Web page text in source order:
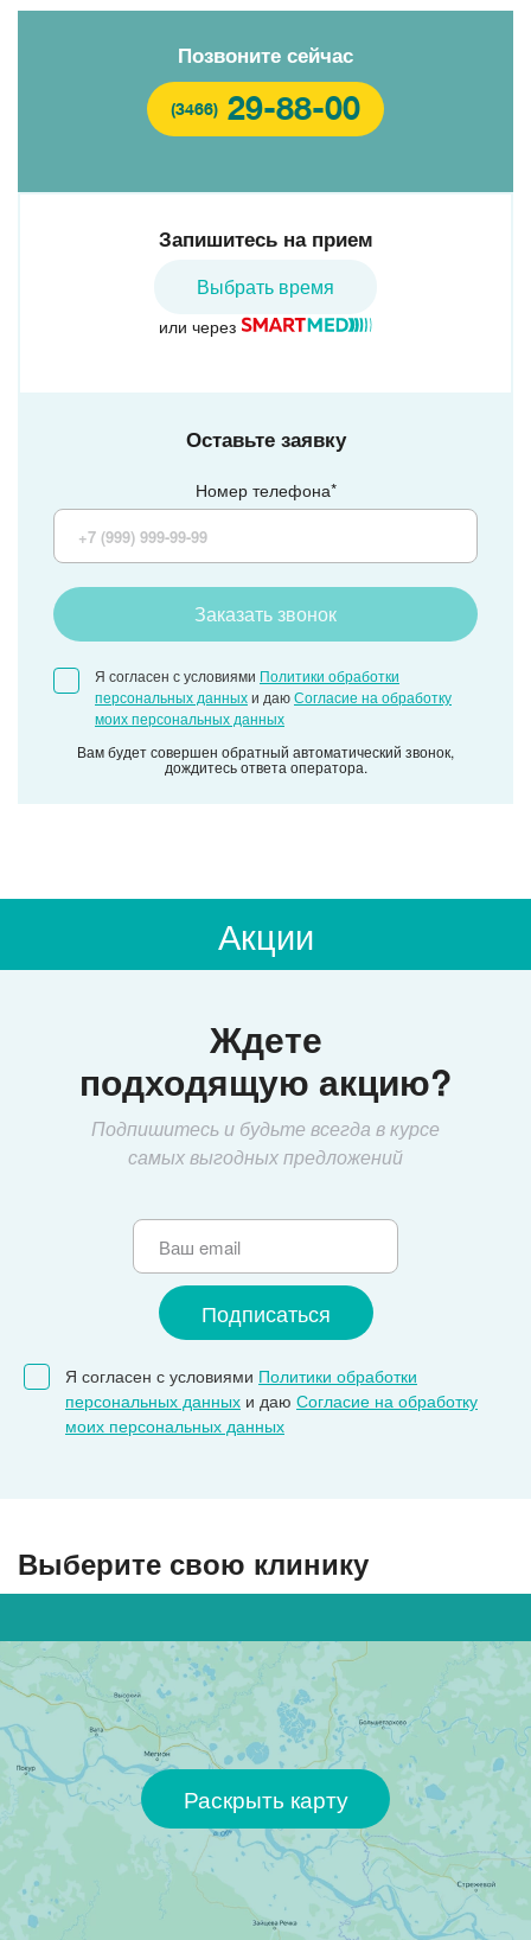
Позвоните сейчас
(3466) 29-88-00
Оставьте заявку
Номер телефона*
Заказать звонок
Я согласен с условиями Политики обработки
персональных данныхи даюСогласие на обработку
моих персональных данных
Вам будет совершен обратный автоматический звонок,
дождитесь ответа оператора.
Запишитесь на прием
Выбрать время
или через
Акции
Ждете
подходящую акцию?
Подпишитесь и будьте всегда в курсе
самых выгодных предложений
Я согласен с условиями Политики обработки
персональных данных и даю Согласие на обработку
моих персональных данных
Выберите свою клинику
Раскрыть карту